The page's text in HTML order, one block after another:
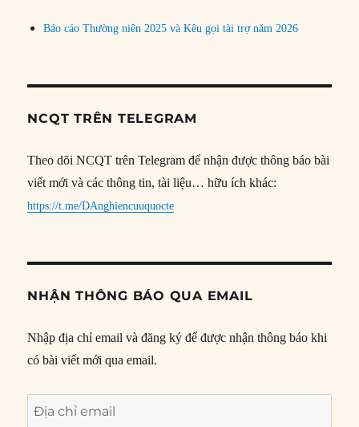
Báo cáo Thường niên 2025 và Kêu gọi tài trợ năm 2026
NCQT TRÊN TELEGRAM
Theo dõi NCQT trên Telegram để nhận được thông báo bài
viết mới và các thông tin, tài liệu… hữu ích khác:
https://t.me/DAnghiencuuquocte
NHẬN THÔNG BÁO QUA EMAIL
Nhập địa chỉ email và đăng ký để được nhận thông báo khi
có bài viết mới qua email.
Địa